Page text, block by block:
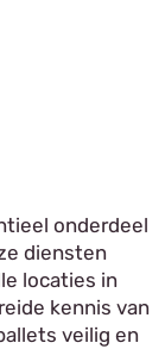
onderdeel
diensten
locaties in
kennis van
veilig en